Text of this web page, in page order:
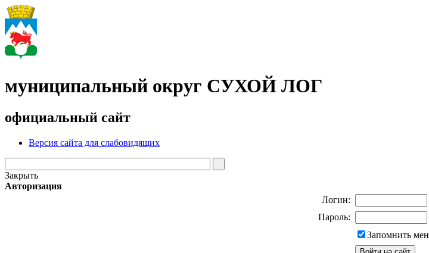
муниципальный округ СУХОЙ ЛОГ
официальный сайт
Версия сайта для слабовидящих
Закрыть
Авторизация
Логин:
Пароль:
Запомнить